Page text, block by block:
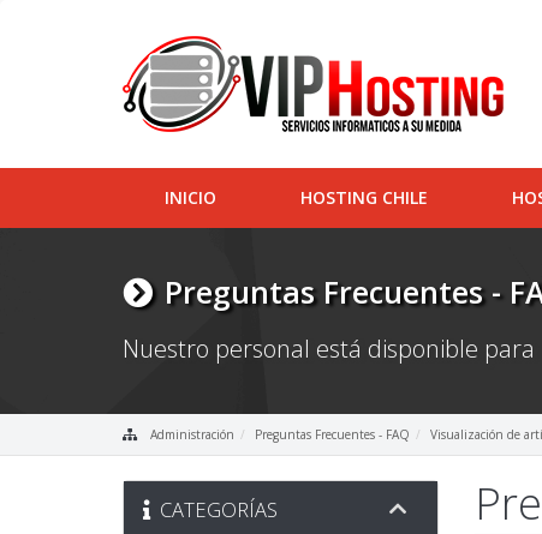
INICIO HOSTING CHILE
Preguntas Frecuentes -
Nuestro personal está disponible
Administración Preguntas Frecuentes - FAQ Visualización de
CATEGORÍAS